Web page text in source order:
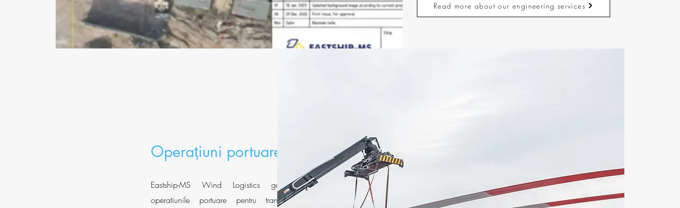
Read more about our engineering services
Operațiuni portuare
Eastship-MS Wind Logistics gestioneaza toate
operatiunile portuare pentru transportul marfurilor